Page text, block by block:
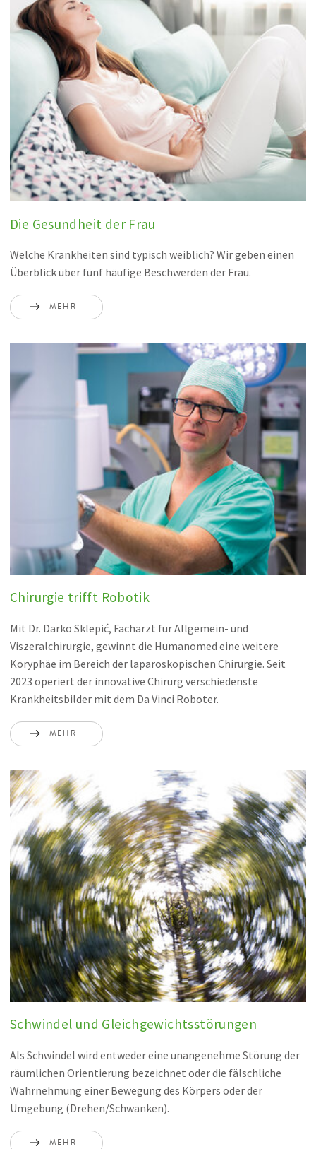
Die Gesundheit der Frau
Welche Krankheiten sind typisch weiblich? Wir geben einen
Überblick über fünf häufige Beschwerden der Frau.
MEHR
Chirurgie trifft Robotik
Mit Dr. Darko Sklepić, Facharzt für Allgemein- und
Viszeralchirurgie, gewinnt die Humanomed eine weitere
Koryphäe im Bereich der laparoskopischen Chirurgie. Seit
2023 operiert der innovative Chirurg verschiedenste
Krankheitsbilder mit dem Da Vinci Roboter.
MEHR
Schwindel und Gleichgewichtsstörungen
Als Schwindel wird entweder eine unangenehme Störung der
räumlichen Orientierung bezeichnet oder die fälschliche
Wahrnehmung einer Bewegung des Körpers oder der
Umgebung (Drehen/Schwanken).
MEHR